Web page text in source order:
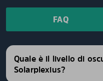
FAQ
Quale è il livello di
Solarplexius?